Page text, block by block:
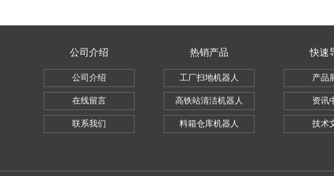
公司介绍
公司介绍
在线留言
联系我们
热销产品
工厂扫地机器人
高铁站清洁机器人
料箱仓库机器人
快速
产品
资讯
技术